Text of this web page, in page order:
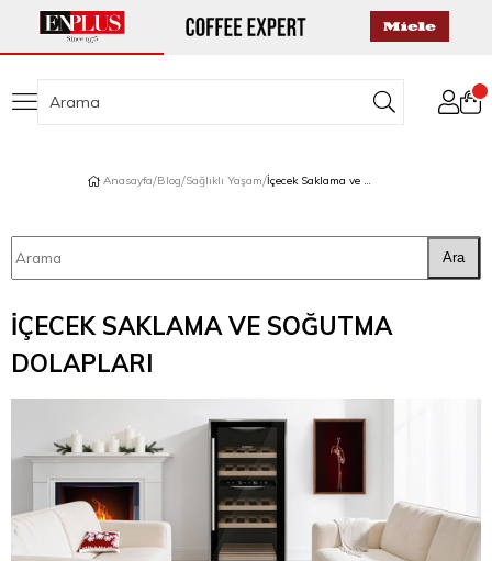
Anasayfa Blog Sağlıklı Yaşam İçecek Saklama ve Soğutma Dolapları
Ara
İÇECEK SAKLAMA VE SOĞUTMA
DOLAPLARI